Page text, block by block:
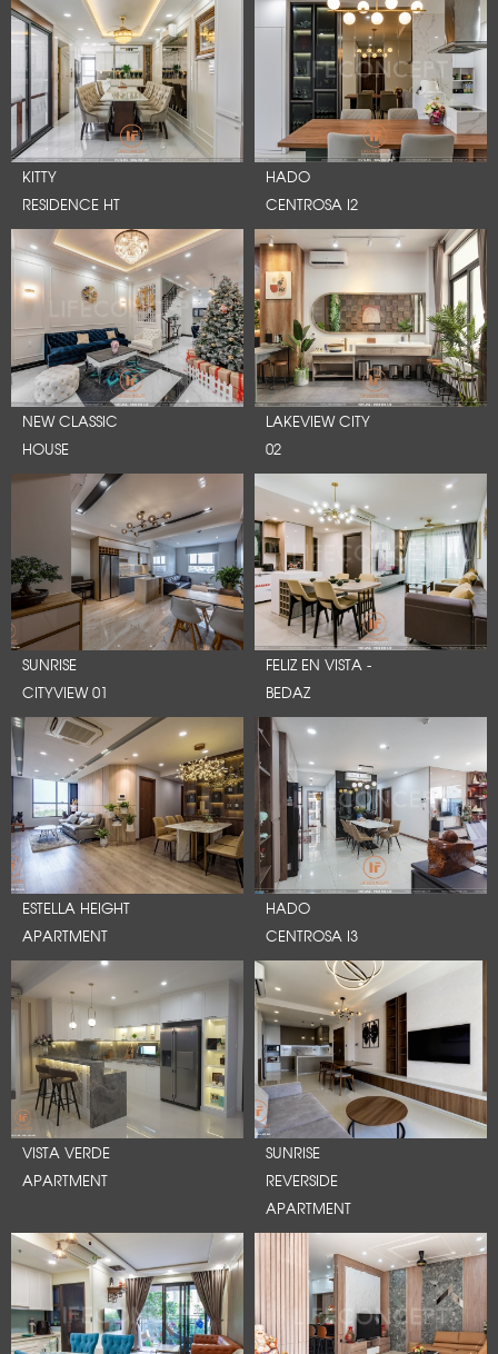
KITTY
RESIDENCE HT
HADO
CENTROSA I2
NEW CLASSIC
HOUSE
LAKEVIEW CITY
02
SUNRISE
CITYVIEW 01
FELIZ EN VISTA -
BEDAZ
ESTELLA HEIGHT
APARTMENT
HADO
CENTROSA I3
VISTA VERDE
APARTMENT
SUNRISE
REVERSIDE
APARTMENT